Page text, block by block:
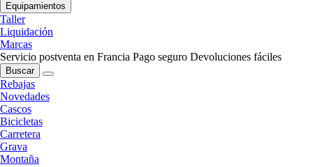
Equipamientos
Taller
Liquidación
Marcas
Servicio postventa en Francia Pago seguro Devoluciones fáciles
Buscar
Rebajas
Novedades
Cascos
Bicicletas
Carretera
Grava
Montaña